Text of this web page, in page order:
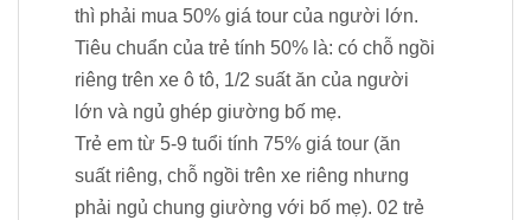
thì phải mua 50% giá tour của người lớn.
Tiêu chuẩn của trẻ tính 50% là: có chỗ ngồi
riêng trên xe ô tô, 1/2 suất ăn của người
lớn và ngủ ghép giường bố mẹ.
Trẻ em từ 5-9 tuổi tính 75% giá tour (ăn
suất riêng, chỗ ngồi trên xe riêng nhưng
phải ngủ chung giường với bố mẹ). 02 trẻ